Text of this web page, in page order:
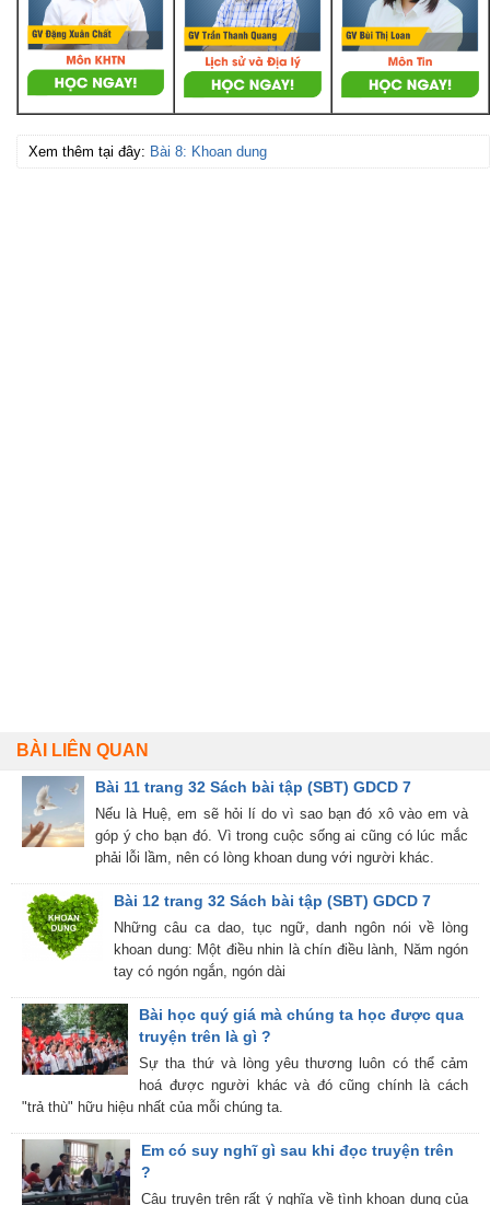
Xem thêm tại đây: Bài 8: Khoan dung
BÀI LIÊN QUAN
Bài 11 trang 32 Sách bài tập (SBT) GDCD 7
Nếu là Huệ, em sẽ hỏi lí do vì sao bạn đó xô vào em và
góp ý cho bạn đó. Vì trong cuộc sống ai cũng có lúc mắc
phải lỗi lầm, nên có lòng khoan dung với người khác.
Bài 12 trang 32 Sách bài tập (SBT) GDCD 7
Những câu ca dao, tục ngữ, danh ngôn nói về lòng
khoan dung: Một điều nhin là chín điều lành, Năm ngón
tay có ngón ngắn, ngón dài
Bài học quý giá mà chúng ta học được qua
truyện trên là gì ?
Sự tha thứ và lòng yêu thương luôn có thể cảm
hoá được người khác và đó cũng chính là cách
"trả thù" hữu hiệu nhất của mỗi chúng ta.
Em có suy nghĩ gì sau khi đọc truyện trên
?
Câu truyện trên rất ý nghĩa về tình khoan dung của